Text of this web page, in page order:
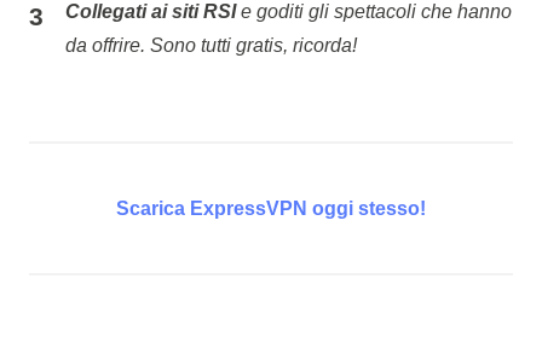
Collegati ai siti RSIe goditi gli spettacoli che hanno
da offrire. Sono tutti gratis, ricorda!
Scarica ExpressVPN oggi stesso!